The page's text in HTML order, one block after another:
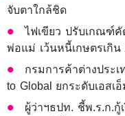
จับตาใกล้ชิด
ไฟเขียว ปรับเกณฑ์
พ่อแม่ เว้นหนี้เกษตรเกิ
กรมการค้าต่างประเ
to Global ยกระดับเอสเ
ผู้ว่าฯธปท. ชี้พ.ร.ก.กู้